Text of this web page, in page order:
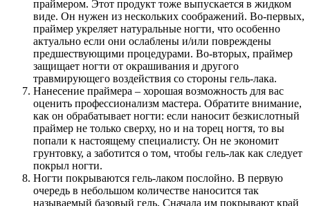
праймером. Этот продукт тоже выпускается в жидком
виде. Он нужен из нескольких соображений. Во-первых,
праймер укреляет натуральные ногти, что особенно
актуально если они ослаблены и/или повреждены
предшествующими процедурами. Во-вторых, праймер
защищает ногти от окрашивания и другого
травмирующего воздействия со стороны гель-лака.
Нанесение праймера – хорошая возможность для вас
оценить профессионализм мастера. Обратите внимание,
как он обрабатывает ногти: если наносит безкислотный
праймер не только сверху, но и на торец ногтя, то вы
попали к настоящему специалисту. Он не экономит
грунтовку, а заботится о том, чтобы гель-лак как следует
покрыл ногти.
Ногти покрываются гель-лаком послойно. В первую
очередь в небольшом количестве наносится так
называемый базовый гель. Сначала им покрывают край